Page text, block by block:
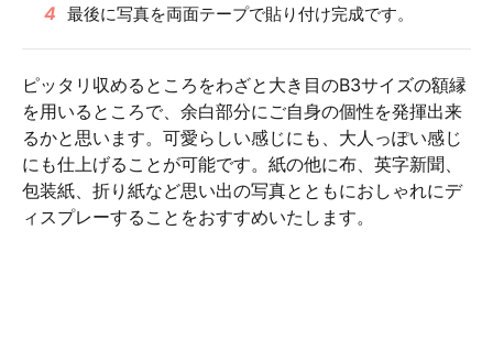
4 最後に写真を両面テープで貼り付け完成です。
ピッタリ収めるところをわざと大き目のB3サイズの額縁
を用いるところで、余白部分にご自身の個性を発揮出来
るかと思います。可愛らしい感じにも、大人っぽい感じ
にも仕上げることが可能です。紙の他に布、英字新聞、
包装紙、折り紙など思い出の写真とともにおしゃれにデ
ィスプレーすることをおすすめいたします。